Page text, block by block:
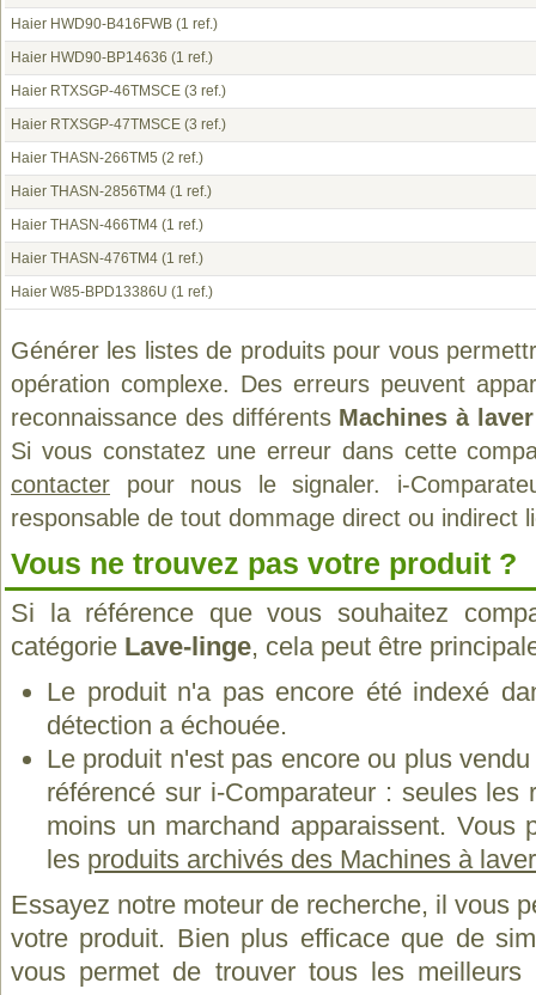
Haier HWD90-B416FWB (1 ref.)
Haier HWD90-BP14636 (1 ref.)
Haier RTXSGP-46TMSCE (3 ref.)
Haier RTXSGP-47TMSCE (3 ref.)
Haier THASN-266TM5 (2 ref.)
Haier THASN-2856TM4 (1 ref.)
Haier THASN-466TM4 (1 ref.)
Haier THASN-476TM4 (1 ref.)
Haier W85-BPD13386U (1 ref.)
Générer les listes de produits pour vous
opération complexe. Des erreurs peuvent
reconnaissance des différents Machines à laver
Si vous constatez une erreur dans cette
contacter pour nous le signaler. i-
responsable de tout dommage direct ou indirect
Vous ne trouvez pas votre produit ?
Si la référence que vous souhaitez
catégorie Lave-linge, cela peut être
Le produit n'a pas encore été indexé
détection a échouée.
Le produit n'est pas encore ou plus
référencé sur i-Comparateur : seules les
moins un marchand apparaissent. Vous
les produits archivés des Machines à
Essayez notre moteur de recherche, il vous
votre produit. Bien plus efficace que de
vous permet de trouver tous les